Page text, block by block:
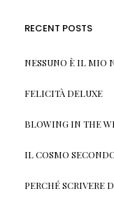
RECENT POSTS
NESSUNO È IL MIO
FELICITÀ DELUXE
BLOWING IN THE
IL COSMO
PERCHÉ SCRIVERE